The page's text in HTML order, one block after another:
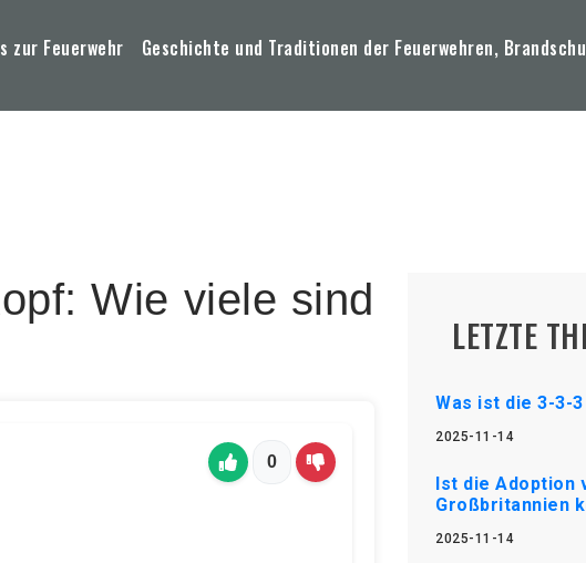
zur Feuerwehr Geschichte und Traditionen der Feuerwehren,
Wie viele sind
0
LETZTE
Was ist die 3-3-
2025-11-14
Ist die Adoption
Großbritannien
2025-11-14